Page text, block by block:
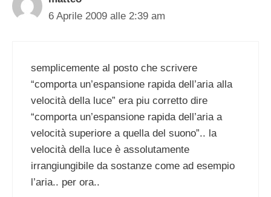
6 Aprile 2009 alle 2:39 am
semplicemente al posto che scrivere
“comporta un’espansione rapida dell’aria alla
velocità della luce” era piu corretto dire
“comporta un’espansione rapida dell’aria a
velocità superiore a quella del suono”.. la
velocità della luce è assolutamente
irrangiungibile da sostanze come ad esempio
l’aria.. per ora..